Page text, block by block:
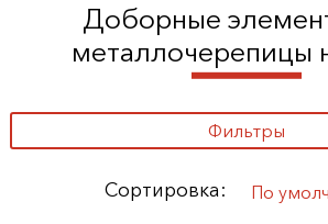
Доборные
металлочерепицы
Фильтры
Сортировка: По